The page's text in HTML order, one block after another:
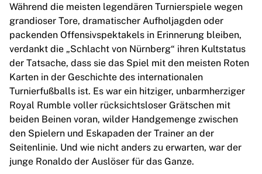
LA Clippers
Portland Trail Blazers
Virtus Bologna
View all Basketball
Top NBA Teams
Charlotte Hornets
Chicago Bulls
Portland Trail Blazers
LA Clippers
View all NBA
Top European Teams
Beşiktaş Gain
Während die meisten legendären Turnierspiele wegen
grandioser Tore, dramatischer Aufholjagden oder
packenden Offensivspektakels in Erinnerung bleiben,
verdankt die „Schlacht von Nürnberg“ ihren Kultstatus
der Tatsache, dass sie das Spiel mit den meisten Roten
Karten in der Geschichte des internationalen
Turnierfußballs ist. Es war ein hitziger, unbarmherziger
Royal Rumble voller rücksichtsloser Grätschen mit
beiden Beinen voran, wilder Handgemenge zwischen
den Spielern und Eskapaden der Trainer an der
Seitenlinie. Und wie nicht anders zu erwarten, war der
junge Ronaldo der Auslöser für das Ganze.